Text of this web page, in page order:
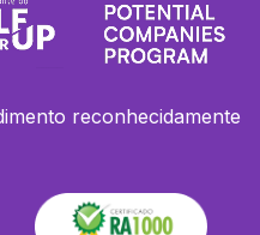
reconhecidamente